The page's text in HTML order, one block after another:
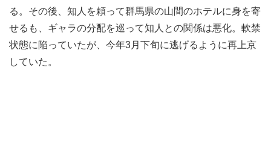
る。その後、知人を頼って群馬県の山間のホテルに身を寄
せるも、ギャラの分配を巡って知人との関係は悪化。軟禁
状態に陥っていたが、今年3月下旬に逃げるように再上京
していた。